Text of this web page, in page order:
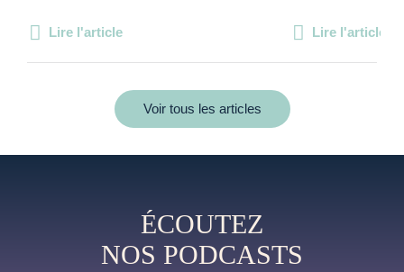
Lire l'article Lire l'article
Voir tous les articles
ÉCOUTEZ
NOS PODCASTS